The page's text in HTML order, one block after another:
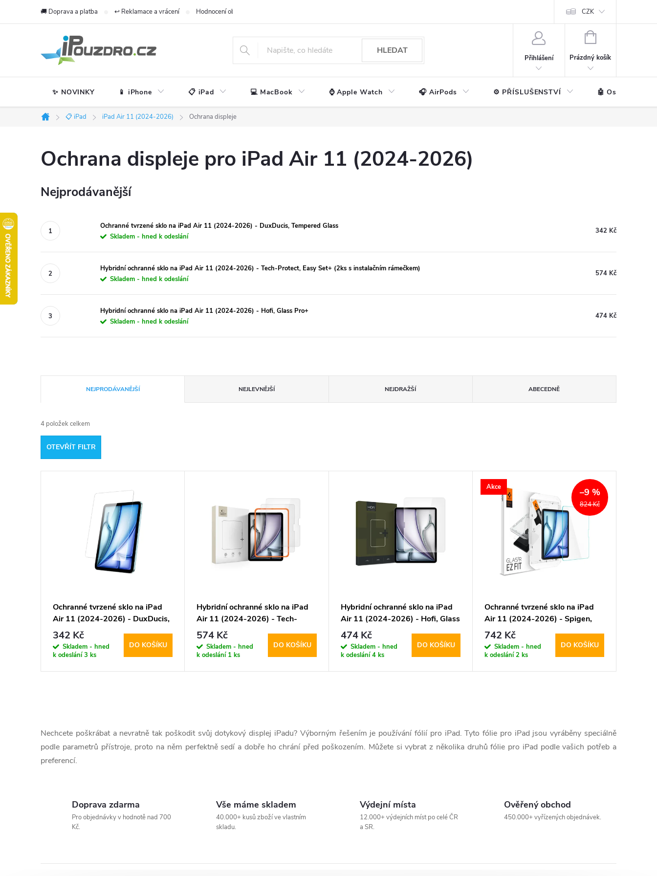
🚚 Doprava a platba ↩️ Reklamace a vrácení Hodnocení obchodu CZK
HLEDAT
Přihlášení
NÁKUPNÍ
Prázdný košík
✨ NOVINKY 📱 iPhone 📋 iPad 💻 MacBook ⌚ Apple Watch 🎧 AirPods ⚙️ PŘÍSLUŠENSTVÍ 🤖 Ostatní
Domů
📋 iPad iPad Air 11 (2024-2026) Ochrana displeje
Ochrana displeje pro iPad Air 11 (2024-2026)
Nejprodávanější
Ochranné tvrzené sklo na iPad Air 11 (2024-2026) - DuxDucis, Tempered Glass
Skladem - hned k odeslání
342 Kč
Hybridní ochranné sklo na iPad Air 11 (2024-2026) - Tech-Protect, Easy Set+ (2ks s instalačním rámečkem)
Skladem - hned k odeslání
574 Kč
Hybridní ochranné sklo na iPad Air 11 (2024-2026) - Hofi, Glass Pro+
Skladem - hned k odeslání
474 Kč
a
z
e
t
NEJPRODÁVANĚJŠÍ NEJLEVNĚJŠÍ NEJDRAŽŠÍ ABECEDNĚ
4 položek celkem
OTEVŘÍT FILTR
d
k
t
Ochranné tvrzené sklo na iPad
Air 11 (2024-2026) - DuxDucis,
Tempered Glass
342 Kč
Skladem - hned
k odeslání3 ks
DO KOŠÍKU
Hybridní ochranné sklo na iPad
Air 11 (2024-2026) - Tech-
Protect, Easy Set+ (2ks s
instalačním rámečkem)
574 Kč
Skladem - hned
k odeslání 1 ks
DO KOŠÍKU
Hybridní ochranné sklo na iPad
Air 11 (2024-2026) - Hofi, Glass
Pro+
474 Kč
Skladem - hned
k odeslání4 ks
DO KOŠÍKU
Akce
824 Kč
–9 %
Ochranné tvrzené sklo na iPad
Air 11 (2024-2026) - Spigen,
Glas.tR EZ Fit (s aplikátorem)
742 Kč
Skladem - hned
k odeslání2 ks
DO KOŠÍKU
v
l
á
p
Nechcete poškrábat a nevratně tak poškodit svůj dotykový displej iPadu? Výborným řešením je používání fólií pro iPad. Tyto fólie pro iPad jsou vyráběny speciálně
podle parametrů přístroje, proto na něm perfektně sedí a dobře ho chrání před poškozením. Můžete si vybrat z několika druhů fólie pro iPad podle vašich potřeb a
preferencí.
Doprava zdarma
Pro objednávky v hodnotě nad 700
Kč.
Vše máme skladem
40.000+ kusů zboží ve vlastním
skladu.
Výdejní místa
12.000+ výdejních míst po celé ČR
a SR.
Ověřený obchod
450.000+ vyřízených objednávek.